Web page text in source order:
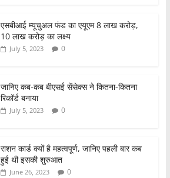
एसबीआई म्यूचुअल फंड का एयूएम 8 लाख करोड़,
10 लाख करोड़ का लक्ष्य
July 5, 2023 0
जानिए कब-कब बीएसई सेंसेक्स ने कितना-कितना
रिकॉर्ड बनाया
July 5, 2023 0
राशन कार्ड क्यों है महत्वपूर्ण, जानिए पहली बार कब
हुई थी इसकी शुरुआत
June 26, 2023 0